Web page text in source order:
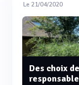
Le 21/04/2020
Des choix